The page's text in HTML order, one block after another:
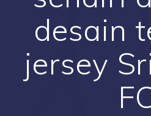
desain
jersey